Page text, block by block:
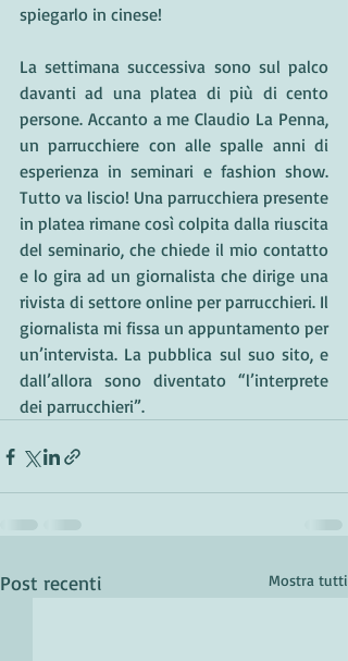
spiegarlo in cinese!
La settimana successiva sono sul palco
davanti ad una platea di più di cento
persone. Accanto a me Claudio La Penna,
un parrucchiere con alle spalle anni di
esperienza in seminari e fashion show.
Tutto va liscio! Una parrucchiera presente
in platea rimane così colpita dalla riuscita
del seminario, che chiede il mio contatto
e lo gira ad un giornalista che dirige una
rivista di settore online per parrucchieri. Il
giornalista mi fissa un appuntamento per
un’intervista. La pubblica sul suo sito, e
dall’allora sono diventato “l’interprete
dei parrucchieri”.
Post recenti Mostra tutti